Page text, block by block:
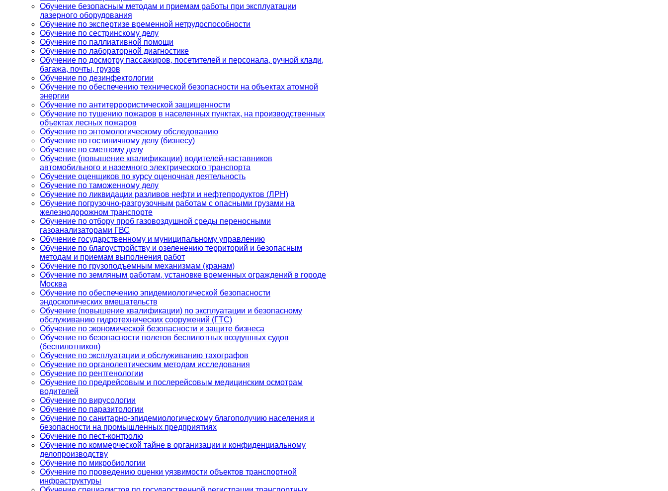
Обучение безопасным методам и приемам работы при эксплуатации
лазерного оборудования
Обучение по экспертизе временной нетрудоспособности
Обучение по сестринскому делу
Обучение по паллиативной помощи
Обучение по лабораторной диагностике
Обучение по досмотру пассажиров, посетителей и персонала, ручной клади,
багажа, почты, грузов
Обучение по дезинфектологии
Обучение по обеспечению технической безопасности на объектах атомной
энергии
Обучение по антитеррористической защищенности
Обучение по тушению пожаров в населенных пунктах, на производственных
объектах лесных пожаров
Обучение по энтомологическому обследованию
Обучение по гостиничному делу (бизнесу)
Обучение по сметному делу
Обучение (повышение квалификации) водителей-наставников
автомобильного и наземного электрического транспорта
Обучение оценщиков по курсу оценочная деятельность
Обучение по таможенному делу
Обучение по ликвидации разливов нефти и нефтепродуктов (ЛРН)
Обучение погрузочно-разгрузочным работам с опасными грузами на
железнодорожном транспорте
Обучение по отбору проб газовоздушной среды переносными
газоанализаторами ГВС
Обучение государственному и муниципальному управлению
Обучение по благоустройству и озеленению территорий и безопасным
методам и приемам выполнения работ
Обучение по грузоподъемным механизмам (кранам)
Обучение по земляным работам, установке временных ограждений в городе
Москва
Обучение по обеспечению эпидемиологической безопасности
эндоскопических вмешательств
Обучение (повышение квалификации) по эксплуатации и безопасному
обслуживанию гидротехнических сооружений (ГТС)
Обучение по экономической безопасности и защите бизнеса
Обучение по безопасности полетов беспилотных воздушных судов
(беспилотников)
Обучение по эксплуатации и обслуживанию тахографов
Обучение по органолептическим методам исследования
Обучение по рентгенологии
Обучение по предрейсовым и послерейсовым медицинским осмотрам
водителей
Обучение по вирусологии
Обучение по паразитологии
Обучение по санитарно-эпидемиологическому благополучию населения и
безопасности на промышленных предприятиях
Обучение по пест-контролю
Обучение по коммерческой тайне в организации и конфиденциальному
делопроизводству
Обучение по микробиологии
Обучение по проведению оценки уязвимости объектов транспортной
инфраструктуры